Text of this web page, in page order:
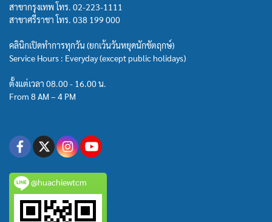
สาขากรุงเทพ โทร. 02-223-1111
สาขาศรีราชา โทร. 038 199 000
คลินิกเปิดทำการทุกวัน (ยกเว้นวันหยุดนักขัตฤกษ์)
Service Hours : Everyday (except public holidays)
ตั้งแต่เวลา 08.00 - 16.00 น.
From 8 AM – 4 PM
@huachiewtcm